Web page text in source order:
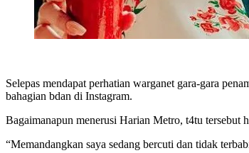
Selepas mendapat perhatian warganet gara-gara
bahagian bdan di Instagram.
Bagaimanapun menerusi Harian Metro, t4tu tersebut
“Memandangkan saya sedang bercuti dan tidak